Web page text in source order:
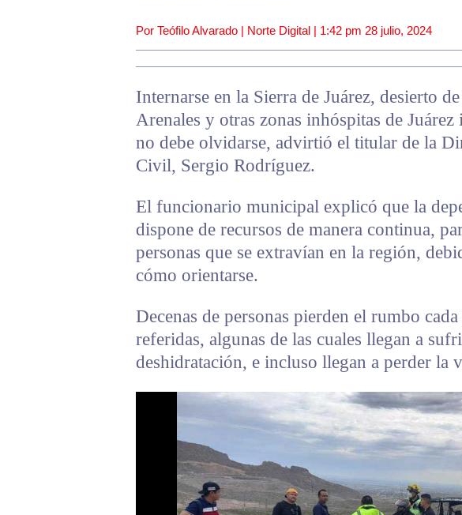
Por Teófilo Alvarado | Norte Digital | 1:42 pm 28 julio, 2024
Internarse en la Sierra de Juárez, desierto
Arenales y otras zonas inhóspitas de
no debe olvidarse, advirtió el titular de la
Civil, Sergio Rodríguez.
El funcionario municipal explicó que la
dispone de recursos de manera continua,
personas que se extravían en la región,
cómo orientarse.
Decenas de personas pierden el rumbo
referidas, algunas de las cuales llegan a
deshidratación, e incluso llegan a perder la